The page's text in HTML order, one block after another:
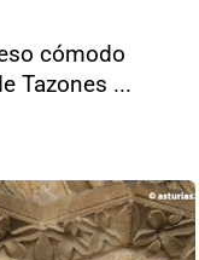
cómodo
Tazones ...